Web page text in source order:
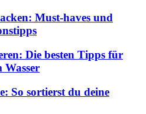
Must-haves und
Die besten Tipps für
Wasser
So sortierst du deine